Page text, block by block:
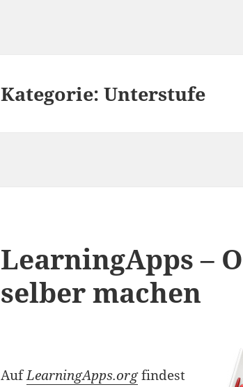
Kategorie:Unterstufe
LearningApps –
selber machen
AufLearningApps.orgfindest